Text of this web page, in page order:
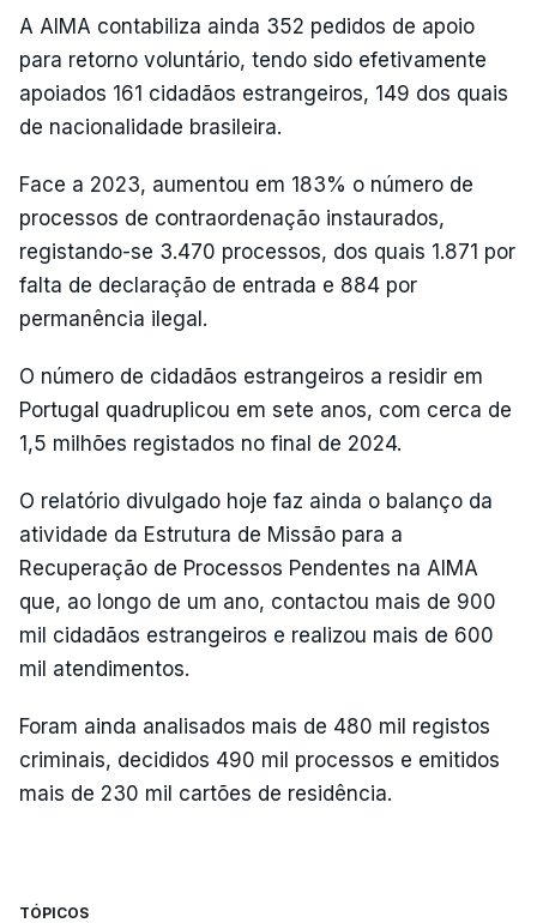
A AIMA contabiliza ainda 352 pedidos de apoio
para retorno voluntário, tendo sido efetivamente
apoiados 161 cidadãos estrangeiros, 149 dos quais
de nacionalidade brasileira.
Face a 2023, aumentou em 183% o número de
processos de contraordenação instaurados,
registando-se 3.470 processos, dos quais 1.871 por
falta de declaração de entrada e 884 por
permanência ilegal.
O número de cidadãos estrangeiros a residir em
Portugal quadruplicou em sete anos, com cerca de
1,5 milhões registados no final de 2024.
O relatório divulgado hoje faz ainda o balanço da
atividade da Estrutura de Missão para a
Recuperação de Processos Pendentes na AIMA
que, ao longo de um ano, contactou mais de 900
mil cidadãos estrangeiros e realizou mais de 600
mil atendimentos.
Foram ainda analisados mais de 480 mil registos
criminais, decididos 490 mil processos e emitidos
mais de 230 mil cartões de residência.
TÓPICOS